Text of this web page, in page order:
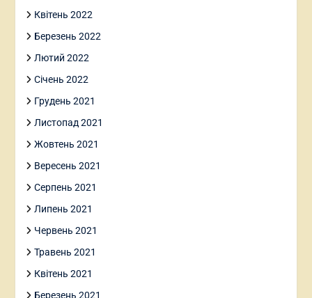
Квітень 2022
Березень 2022
Лютий 2022
Січень 2022
Грудень 2021
Листопад 2021
Жовтень 2021
Вересень 2021
Серпень 2021
Липень 2021
Червень 2021
Травень 2021
Квітень 2021
Березень 2021